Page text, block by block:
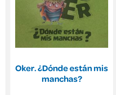
Oker. ¿Dónde están mis
manchas?